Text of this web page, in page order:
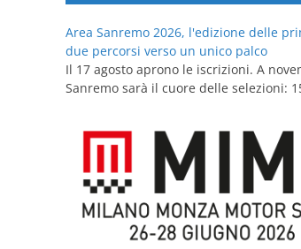
Area Sanremo 2026, l'edizione delle
due percorsi verso un unico palco
Il 17 agosto aprono le iscrizioni. A
Sanremo sarà il cuore delle selezioni: